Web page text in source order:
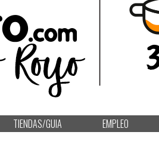
TIENDAS/GUIA EMPLEO